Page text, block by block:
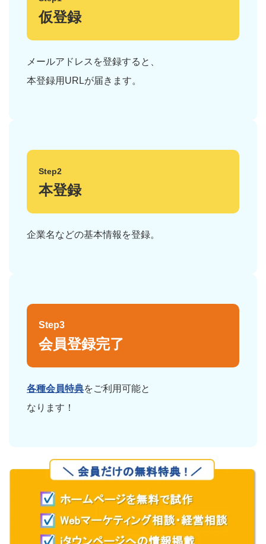
仮登録
メールアドレスを登録すると、
本登録用URLが届きます。
Step2
本登録
企業名などの基本情報を登録。
Step3
会員登録完了
各種会員特典をご利用可能と
なります！